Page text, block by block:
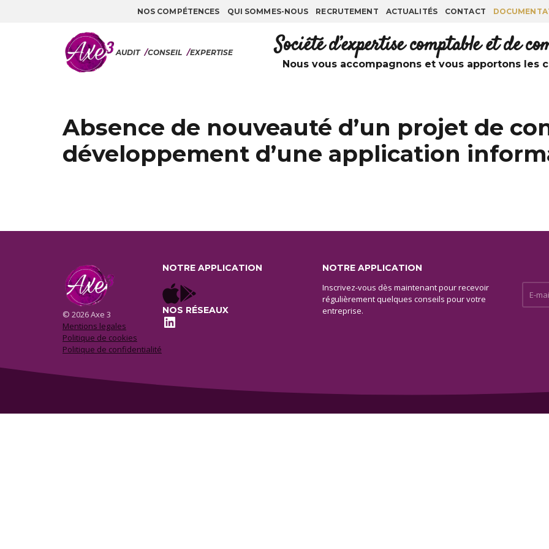
NOS COMPÉTENCES QUI SOMMES-NOUS RECRUTEMENT ACTUALITÉS CONTACT
AUDIT /CONSEIL /EXPERTISE Société d’expertise comptable et de
Nous vous accompagnons et vous apportons les
Absence de nouveauté d’un projet de
développement d’une application
© 2026 Axe 3
Mentions legales
Politique de cookies
Politique de confidentialité
NOTRE APPLICATION
NOS RÉSEAUX
LinkedIn
NOTRE APPLICATION
Inscrivez-vous dès maintenant pour recevoir
régulièrement quelques conseils pour votre
entreprise.